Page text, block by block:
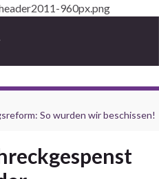
So wurden wir beschissen!